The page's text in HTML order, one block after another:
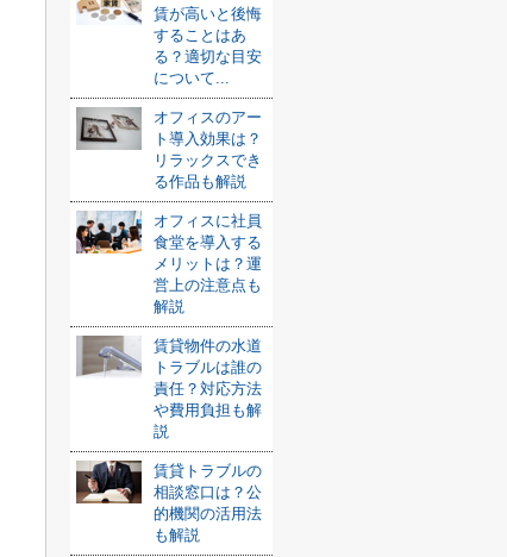
賃が高いと後悔
することはあ
る？適切な目安
について...
オフィスのアー
ト導入効果は？
リラックスでき
る作品も解説
オフィスに社員
食堂を導入する
メリットは？運
営上の注意点も
解説
賃貸物件の水道
トラブルは誰の
責任？対応方法
や費用負担も解
説
賃貸トラブルの
相談窓口は？公
的機関の活用法
も解説